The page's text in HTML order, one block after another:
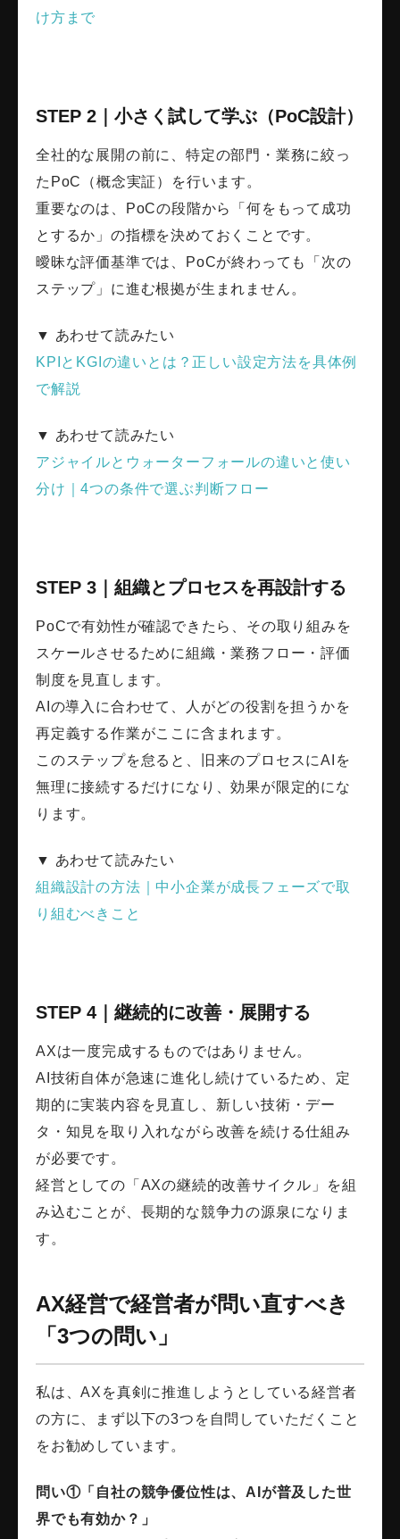
け方まで
STEP 2｜小さく試して学ぶ（PoC設計）
全社的な展開の前に、特定の部門・業務に絞っ
たPoC（概念実証）を行います。
重要なのは、PoCの段階から「何をもって成功
とするか」の指標を決めておくことです。
曖昧な評価基準では、PoCが終わっても「次の
ステップ」に進む根拠が生まれません。
▼ あわせて読みたい
KPIとKGIの違いとは？正しい設定方法を具体例
で解説
▼ あわせて読みたい
アジャイルとウォーターフォールの違いと使い
分け｜4つの条件で選ぶ判断フロー
STEP 3｜組織とプロセスを再設計する
PoCで有効性が確認できたら、その取り組みを
スケールさせるために組織・業務フロー・評価
制度を見直します。
AIの導入に合わせて、人がどの役割を担うかを
再定義する作業がここに含まれます。
このステップを怠ると、旧来のプロセスにAIを
無理に接続するだけになり、効果が限定的にな
ります。
▼ あわせて読みたい
組織設計の方法｜中小企業が成長フェーズで取
り組むべきこと
STEP 4｜継続的に改善・展開する
AXは一度完成するものではありません。
AI技術自体が急速に進化し続けているため、定
期的に実装内容を見直し、新しい技術・デー
タ・知見を取り入れながら改善を続ける仕組み
が必要です。
経営としての「AXの継続的改善サイクル」を組
み込むことが、長期的な競争力の源泉になりま
す。
AX経営で経営者が問い直すべき
「3つの問い」
私は、AXを真剣に推進しようとしている経営者
の方に、まず以下の3つを自問していただくこと
をお勧めしています。
問い①「自社の競争優位性は、AIが普及した世
界でも有効か？」